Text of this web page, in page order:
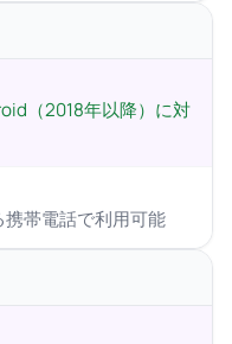
（2018年以降）に対
帯電話で利用可能